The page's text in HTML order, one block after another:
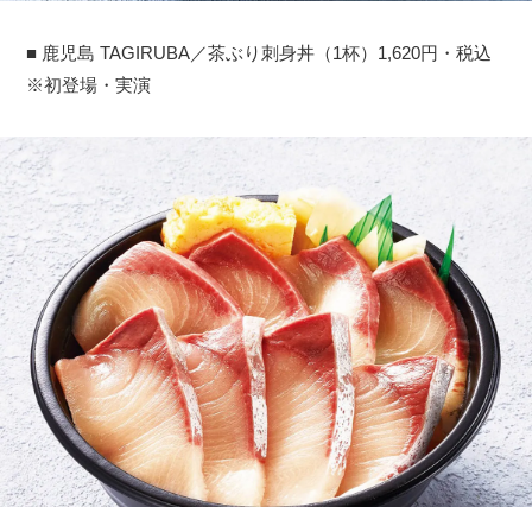
■ 鹿児島 TAGIRUBA／茶ぶり刺身丼（1杯）1,620円・税込
※初登場・実演